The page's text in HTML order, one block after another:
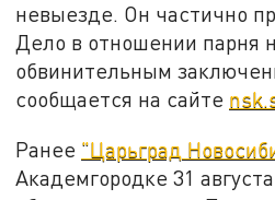
невыезде. Он частично
Дело в отношении парня
обвинительным
сообщается на сайте
Ранее "Царьград
Академгородке 31